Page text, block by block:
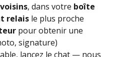
voisins, dans votre boîte
relais le plus proche
pour obtenir une
signature)
lancez le chat — nous